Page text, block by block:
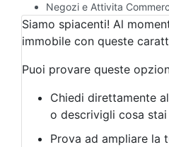
Negozi e Attivita
Qualsiasi
Attività/Licenza
Azienda Agricola
Bar/Ristorante
Albergo
Laboratorio Artigianale
Negozio/locale
Agriturismo
Siamo spiacenti! Al
immobile con queste
Puoi provare queste
Chiedi direttamente
o descrivigli cosa
Prova ad ampliare la